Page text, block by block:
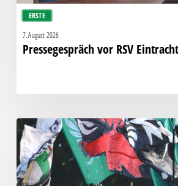
ERSTE
7. August 2026
Pressegespräch vor RSV
Faninfo
zum
Auswärtsspiel
beim